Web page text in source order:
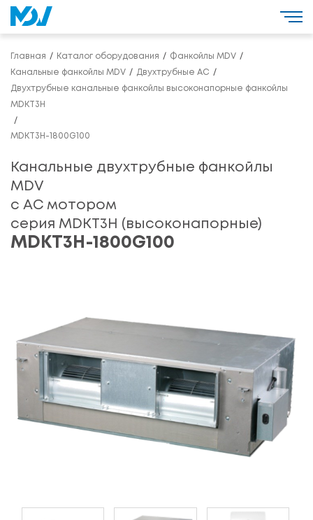
Главная Каталог оборудования Фанкойлы MDV
Канальные фанкойлы MDV Двухтрубные AC
Двухтрубные канальные фанкойлы высоконапорные фанкойлы
MDKT3H
MDKT3H-1800G100
Канальные двухтрубные фанкойлы
MDV
с АС мотором
серия MDKT3H (высоконапорные)
MDKT3H-1800G100